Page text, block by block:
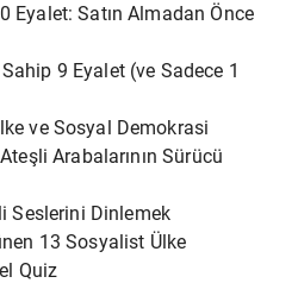
Eyalet: Satın Almadan Önce
9 Eyalet (ve Sadece 1
ve Sosyal Demokrasi
Arabalarının Sürücü
Seslerini Dinlemek
13 Sosyalist Ülke
Quiz